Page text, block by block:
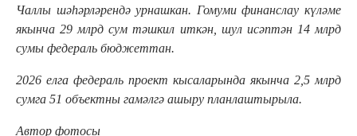
Чаллы шәһәрләрендә урнашкан. Гомуми финанслау күләме
якынча 29 млрд сум тәшкил иткән, шул исәптән 14 млрд
сумы федераль бюджеттан.
2026 елга федераль проект кысаларында якынча 2,5 млрд
сумга 51 объектны гамәлгә ашыру планлаштырыла.
Автор фотосы